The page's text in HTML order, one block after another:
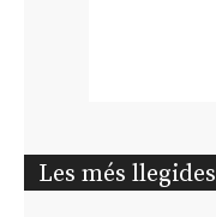
Les més llegides